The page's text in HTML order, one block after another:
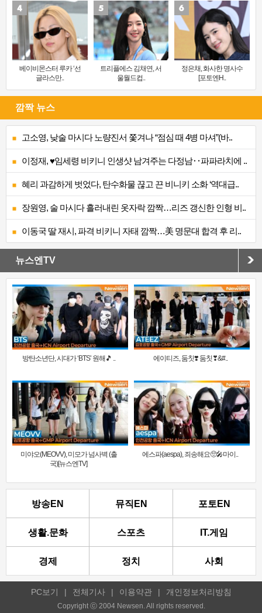
베이비몬스터 루카 ‘선
글라스만..
트리플에스 김채연, 서
울월드컵..
정은채, 화사한 명사수
[포토엔H..
깜짝 뉴스
고소영, 낮술 마시다 노량진서 쫓겨나 “점심 때 4병 마셔”(바..
이정재, ♥임세령 비키니 인생샷 남겨주는 다정남‥파파라치에 ..
혜리 과감하게 벗었다, 탄수화물 끊고 끈 비니키 소화 ‘역대급..
장원영, 술 마시다 흘러내린 옷자락 깜짝…리즈 갱신한 인형 비..
이동국 딸 재시, 파격 비키니 자태 깜짝…美 명문대 합격 후 리..
뉴스엔TV
방탄소년단, 시대가 ‘BTS’ 원해🎵 .. 에이티즈, 둠칫❣️ 둠칫❣&#..
미야오(MEOVV), 미모가 넘사벽 (출
국)[뉴스엔TV]
에스파(aespa), 죄송해요🥺🎤마이..
방송EN 뮤직EN 포토EN
생활.문화 스포츠 IT.게임
경제 정치 사회
PC보기 | 전체기사 | 이용약관 | 개인정보처리방침
Copyright ⓒ 2004 Newsen. All rights reserved.